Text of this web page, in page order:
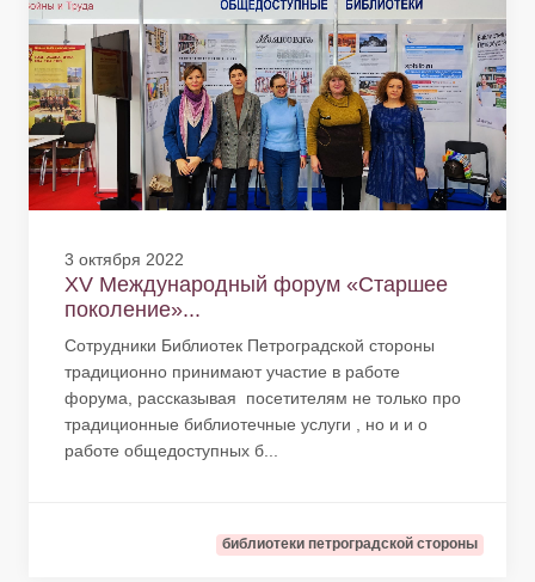
3 октября 2022
XV Международный форум «Старшее
поколение»...
Сотрудники Библиотек Петроградской стороны
традиционно принимают участие в работе
форума, рассказывая посетителям не только про
традиционные библиотечные услуги , но и и о
работе общедоступных б...
библиотеки петроградской стороны